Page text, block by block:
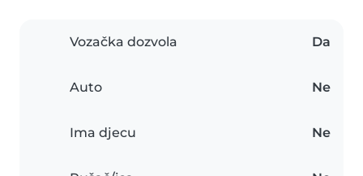
Vozačka dozvola Da
Auto Ne
Ima djecu Ne